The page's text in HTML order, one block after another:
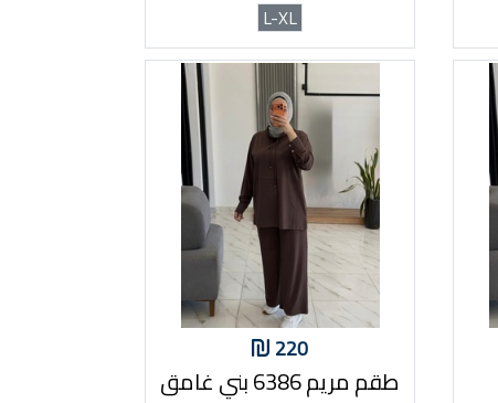
L-XL
220
طقم مريم 6386 بني غامق